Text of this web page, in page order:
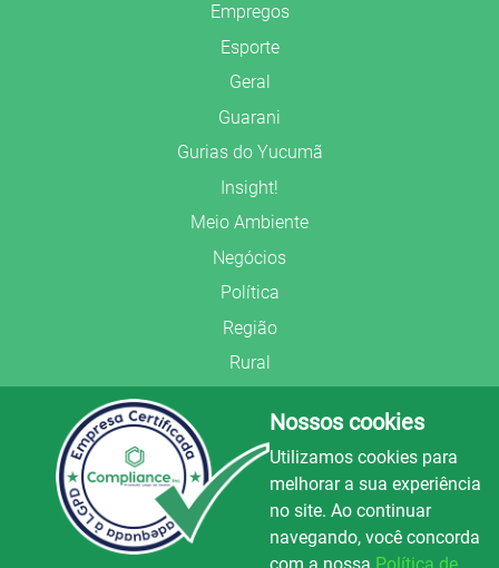
Empregos
Esporte
Geral
Guarani
Gurias do Yucumã
Insight!
Meio Ambiente
Negócios
Política
Região
Rural
Segurança Pública
União Frederiquense
Nossos cookies
Utilizamos cookies para
melhorar a sua experiência
no site. Ao continuar
navegando, você concorda